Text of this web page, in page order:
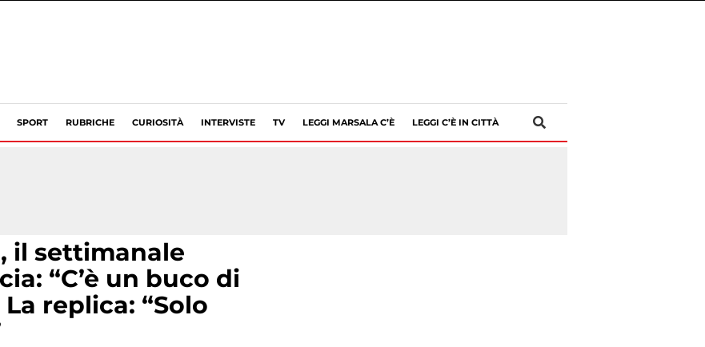
SPORT RUBRICHE CURIOSITÀ INTERVISTE TV LEGGI MARSALA C’È LEGGI C’È IN CITTÀ
il settimanale
“C’è un buco di
replica: “Solo